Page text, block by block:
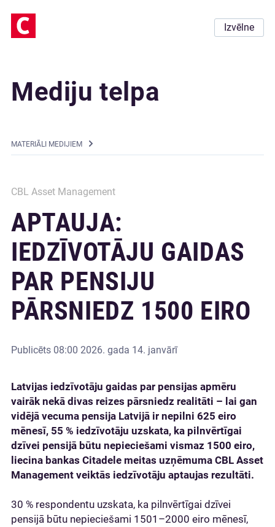
Izvēlne
Mediju telpa
MATERIĀLI MEDIJIEM
CBL Asset Management
APTAUJA:
IEDZĪVOTĀJU GAIDAS
PAR PENSIJU
PĀRSNIEDZ 1500 EIRO
Publicēts 08:00 2026. gada 14. janvārī
Latvijas iedzīvotāju gaidas par pensijas apmēru
vairāk nekā divas reizes pārsniedz realitāti – lai gan
vidējā vecuma pensija Latvijā ir nepilni 625 eiro
mēnesī, 55 % iedzīvotāju uzskata, ka pilnvērtīgai
dzīvei pensijā būtu nepieciešami vismaz 1500 eiro,
liecina bankas Citadele meitas uzņēmuma CBL Asset
Management veiktās iedzīvotāju aptaujas rezultāti.
30 % respondentu uzskata, ka pilnvērtīgai dzīvei
pensijā būtu nepieciešami 1501–2000 eiro mēnesī,